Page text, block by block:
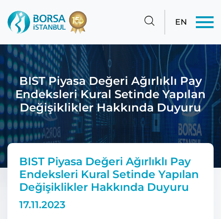
EN
BIST Piyasa Değeri Ağırlıklı Pay
Endeksleri Kural Setinde Yapılan
Değişiklikler Hakkında Duyuru
BIST Piyasa Değeri Ağırlıklı Pay
Endeksleri Kural Setinde Yapılan
Değişiklikler Hakkında Duyuru
17.11.2023